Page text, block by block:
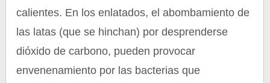
calientes. En los enlatados, el abombamiento de
las latas (que se hinchan) por desprenderse
dióxido de carbono, pueden provocar
envenenamiento por las bacterias que